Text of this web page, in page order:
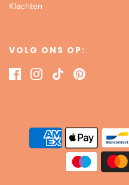
Klachten
VOLG ONS OP: